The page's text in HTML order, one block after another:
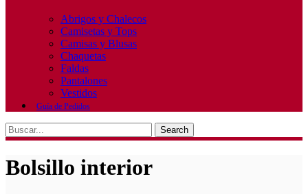
Abrigos y Chalecos
Camisetas y Tops
Camisas y Blusas
Chaquetas
Faldas
Pantalones
Vestidos
Guía de Pedidos
Search
Bolsillo interior